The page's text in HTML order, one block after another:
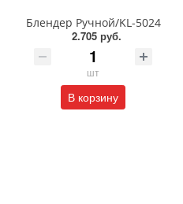
Блендер Ручной/KL-5024
2.705 руб.
шт
В корзину